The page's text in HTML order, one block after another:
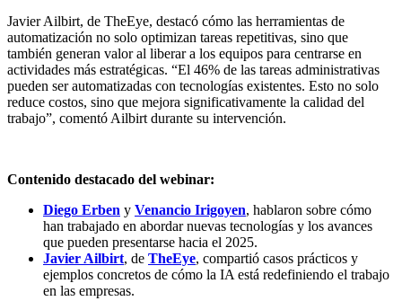
Javier Ailbirt, de TheEye, destacó cómo las herramientas de
automatización no solo optimizan tareas repetitivas, sino que
también generan valor al liberar a los equipos para centrarse en
actividades más estratégicas. “El 46% de las tareas administrativas
pueden ser automatizadas con tecnologías existentes. Esto no solo
reduce costos, sino que mejora significativamente la calidad del
trabajo”, comentó Ailbirt durante su intervención.
Contenido destacado del webinar:
Diego Erben y Venancio Irigoyen, hablaron sobre cómo
han trabajado en abordar nuevas tecnologías y los avances
que pueden presentarse hacia el 2025.
Javier Ailbirt, de TheEye, compartió casos prácticos y
ejemplos concretos de cómo la IA está redefiniendo el trabajo
en las empresas.